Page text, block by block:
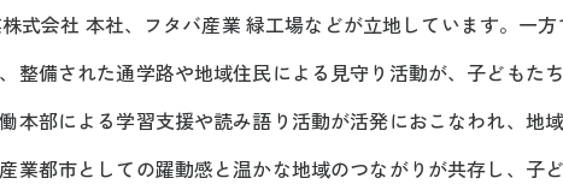
式会社 本社、フタバ産業 緑工場などが立地しています。一
整備された通学路や地域住民による見守り活動が、子どもた
本部による学習支援や読み語り活動が活発におこなわれ、地
業都市としての躍動感と温かな地域のつながりが共存し、子